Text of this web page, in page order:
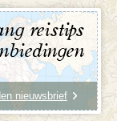
reistips
nieuwsbrief